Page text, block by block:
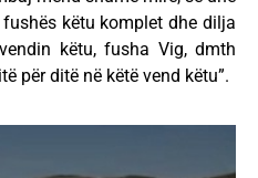
këtu komplet dhe dilja
këtu, fusha Vig, dmth
për ditë në këtë vend këtu”.